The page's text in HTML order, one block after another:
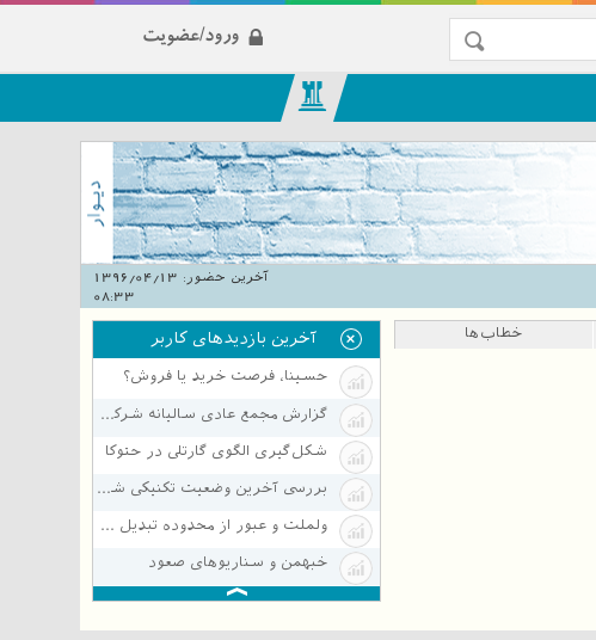
ورود/عضویت
آخرین حضور:
08:33
خطاب‌ها آخرین بازدیدهای کاربر
حسینا، فرصت خرید یا فروش؟
گزارش مجمع عادی سالیانه شرکت گروه صنعتی بارز
شکل‌گیری الگوی گارتلی در حتوکا
بررسی آخرین وضعیت تکنیکی شاخص کل
ولملت و عبور از محدوده تبدیل سطح
خبهمن و سناریوهای صعود